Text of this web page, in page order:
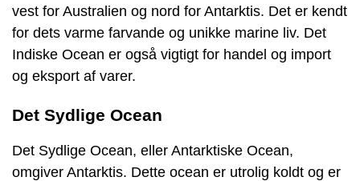
vest for Australien og nord for Antarktis. Det er kendt
for dets varme farvande og unikke marine liv. Det
Indiske Ocean er også vigtigt for handel og import
og eksport af varer.
Det Sydlige Ocean
Det Sydlige Ocean, eller Antarktiske Ocean,
omgiver Antarktis. Dette ocean er utrolig koldt og er